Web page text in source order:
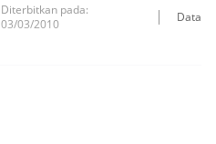
Diterbitkan pada:
03/03/2010
Data